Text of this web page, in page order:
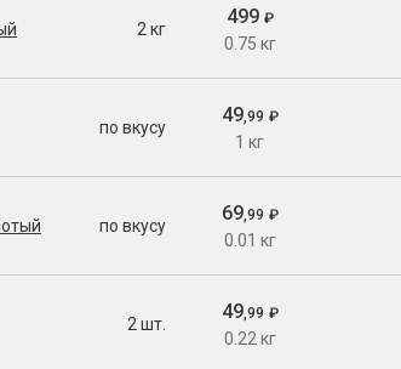
2 кг
499 ₽
0.75 кг
по вкусу
49,99 ₽
1 кг
по вкусу
69,99 ₽
0.01 кг
2 шт.
49,99 ₽
0.22 кг